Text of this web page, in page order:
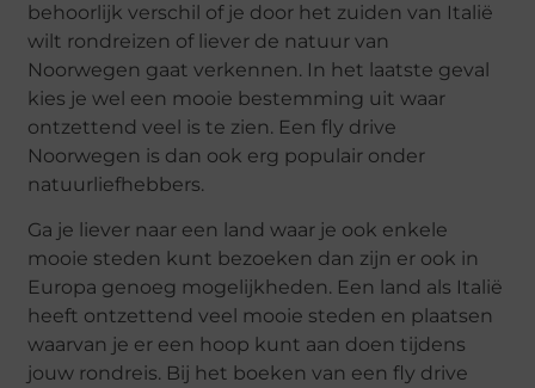
behoorlijk verschil of je door het zuiden van Italië
wilt rondreizen of liever de natuur van
Noorwegen gaat verkennen. In het laatste geval
kies je wel een mooie bestemming uit waar
ontzettend veel is te zien. Een fly drive
Noorwegen is dan ook erg populair onder
natuurliefhebbers.
Ga je liever naar een land waar je ook enkele
mooie steden kunt bezoeken dan zijn er ook in
Europa genoeg mogelijkheden. Een land als Italië
heeft ontzettend veel mooie steden en plaatsen
waarvan je er een hoop kunt aan doen tijdens
jouw rondreis. Bij het boeken van een fly drive